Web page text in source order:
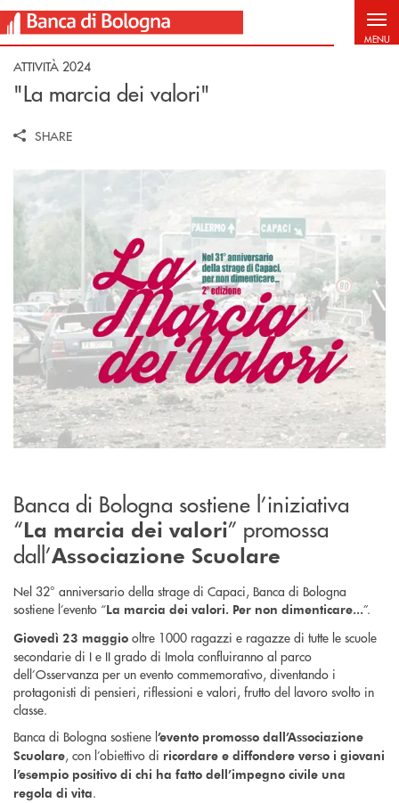
Salta al contenuto principale
MENU
ATTIVITÀ 2024
"La marcia dei valori"
SHARE
Banca di Bologna sostiene l’iniziativa
“La marcia dei valori” promossa
dall’Associazione Scuolare
Nel 32° anniversario della strage di Capaci, Banca di Bologna
sostiene l’evento “La marcia dei valori. Per non dimenticare...”.
Giovedì 23 maggio oltre 1000 ragazzi e ragazze di tutte le scuole
secondarie di I e II grado di Imola confluiranno al parco
dell’Osservanza per un evento commemorativo, diventando i
protagonisti di pensieri, riflessioni e valori, frutto del lavoro svolto in
classe.
Banca di Bologna sostiene l’evento promosso dall’Associazione
Scuolare, con l’obiettivo di ricordare e diffondere verso i giovani
l’esempio positivo di chi ha fatto dell’impegno civile una
regola di vita.